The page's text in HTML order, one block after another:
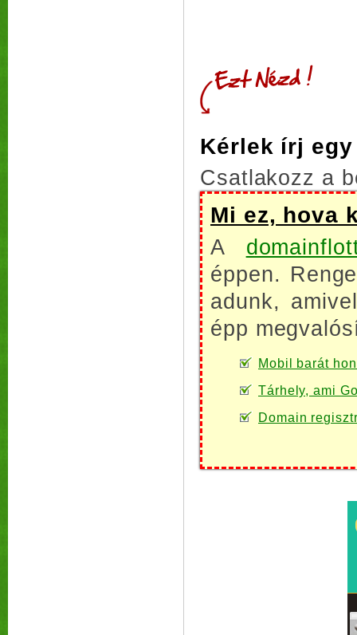
Kérlek írj
Csatlakozz a
Mi ez, hova
A
éppen.
adunk,
épp
Mobil barát
Tárhely, ami
Domain